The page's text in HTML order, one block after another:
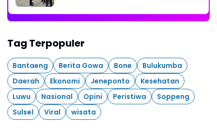
Tag Terpopuler
Bantaeng Berita Gowa Bone
Bulukumba
Daerah
Ekonomi Jeneponto
Kesehatan
Luwu
Nasional Opini Peristiwa
Soppeng
Sulsel
Viral wisata